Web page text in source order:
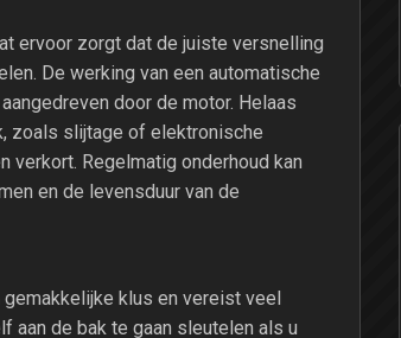
ervoor zorgt dat de juiste versnelling
De werking van een automatische
door de motor. Helaas
zoals slijtage of elektronische
verkort. Regelmatig onderhoud kan
en de levensduur van de
klus en vereist veel
aan de bak te gaan sleutelen als u